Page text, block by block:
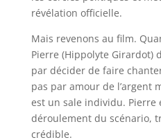
révélation officielle.
Mais revenons au film.
Pierre (Hippolyte Girardot)
par décider de faire
pas par amour de l’argent
est un sale individu. Pierre
déroulement du scénario,
crédible.